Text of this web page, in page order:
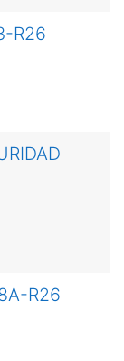
R26
R26